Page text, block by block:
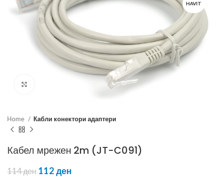
HAVIT
Home Кабли конектори адаптери
Кабел мрежен 2m (JT-C091)
114ден 112 ден